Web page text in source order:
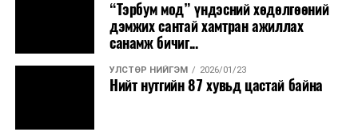
“Тэрбум мод” үндэсний хөдөлгөөний
дэмжих сантай хамтран ажиллах
санамж бичиг...
УЛСТӨР НИЙГЭМ 2026/01/23
Нийт нутгийн 87 хувьд цастай байна